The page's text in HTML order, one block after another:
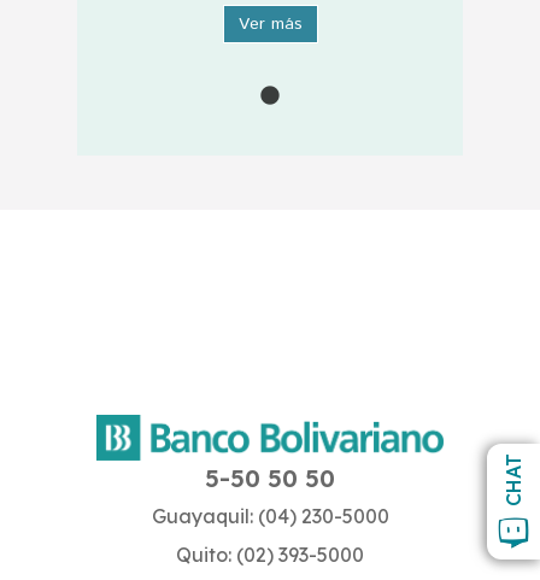
CHAT
Ver más
5-50 50 50
Guayaquil: (04) 230-5000
Quito: (02) 393-5000